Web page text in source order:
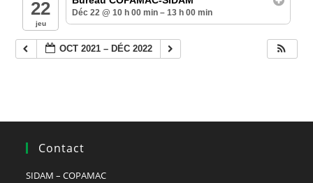
22
jeu
Déc 22 @ 10 h 00 min – 13 h 00 min
OCT 2021 – DÉC 2022
Contact
SIDAM – COPAMAC